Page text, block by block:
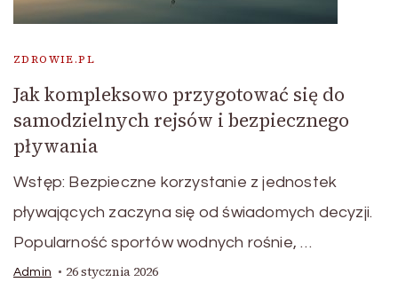
ZDROWIE.PL
Jak kompleksowo przygotować się do
samodzielnych rejsów i bezpiecznego
pływania
Wstęp: Bezpieczne korzystanie z jednostek
pływających zaczyna się od świadomych decyzji.
Popularność sportów wodnych rośnie, …
Admin 26 stycznia 2026